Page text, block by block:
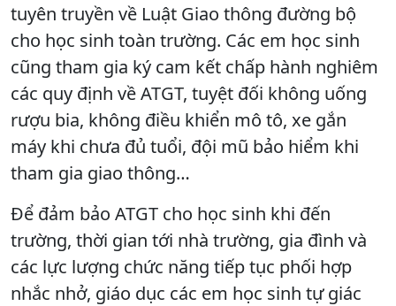
tuyên truyền về Luật Giao thông đường bộ
cho học sinh toàn trường. Các em học sinh
cũng tham gia ký cam kết chấp hành nghiêm
các quy định về ATGT, tuyệt đối không uống
rượu bia, không điều khiển mô tô, xe gắn
máy khi chưa đủ tuổi, đội mũ bảo hiểm khi
tham gia giao thông…
Để đảm bảo ATGT cho học sinh khi đến
trường, thời gian tới nhà trường, gia đình và
các lực lượng chức năng tiếp tục phối hợp
nhắc nhở, giáo dục các em học sinh tự giác